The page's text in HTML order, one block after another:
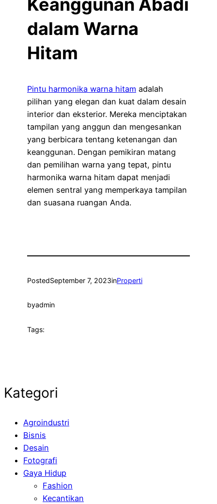
Keanggunan Abadi
dalam Warna
Hitam
Pintu harmonika warna hitam adalah
pilihan yang elegan dan kuat dalam desain
interior dan eksterior. Mereka menciptakan
tampilan yang anggun dan mengesankan
yang berbicara tentang ketenangan dan
keanggunan. Dengan pemikiran matang
dan pemilihan warna yang tepat, pintu
harmonika warna hitam dapat menjadi
elemen sentral yang memperkaya tampilan
dan suasana ruangan Anda.
PostedSeptember 7, 2023inProperti
byadmin
Tags:
Kategori
Agroindustri
Bisnis
Desain
Fotografi
Gaya Hidup
Fashion
Kecantikan